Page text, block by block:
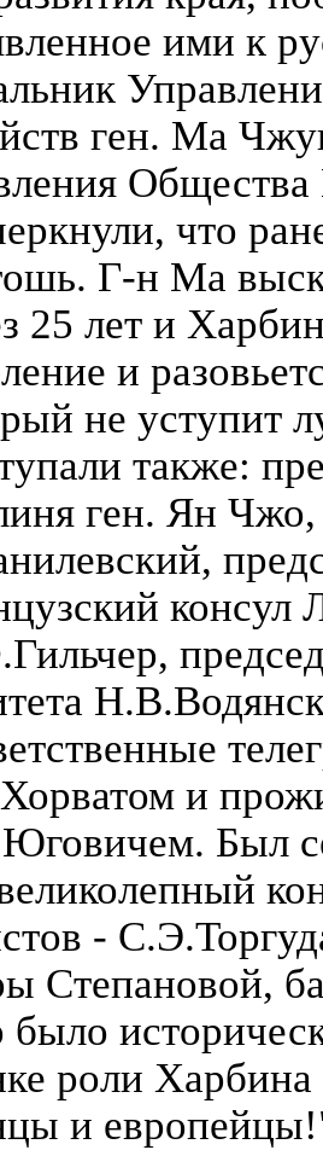
ими к
ген. Ма
что
Г-н Ма
25 лет и
и
не уступит
также:
ген. Ян
и
Был
-
Степановой,
роли
и